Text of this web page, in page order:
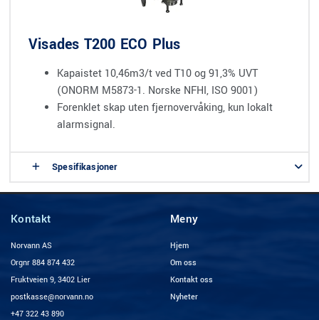
Visades T200 ECO Plus
Kapaistet 10,46m3/t ved T10 og 91,3% UVT
(ONORM M5873-1. Norske NFHI, ISO 9001)
Forenklet skap uten fjernovervåking, kun lokalt
alarmsignal.
Spesifikasjoner
Kontakt
Norvann AS
Orgnr 884 874 432
Fruktveien 9, 3402 Lier
postkasse@norvann.no
+47 322 43 890
Meny
Hjem
Om oss
Kontakt oss
Nyheter